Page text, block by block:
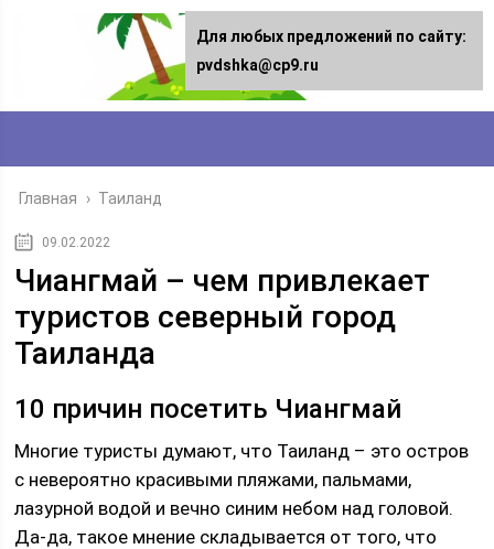
Главная › Таиланд
09.02.2022
Чиангмай – чем привлекает
туристов северный город
Таиланда
10 причин посетить Чиангмай
Многие туристы думают, что Таиланд – это остров
с невероятно красивыми пляжами, пальмами,
лазурной водой и вечно синим небом над головой.
Да-да, такое мнение складывается от того, что
Для любых предложений по сайту:
pvdshka@cp9.ru